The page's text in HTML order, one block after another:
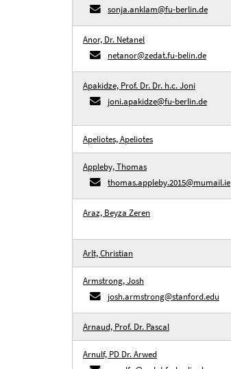
sonja.anklam@fu-berlin.de
Anor, Dr. Netanel
netanor@zedat.fu-belin.de
Apakidze, Prof. Dr. Dr. h.c. Joni
joni.apakidze@fu-berlin.de
Apeliotes, Apeliotes
Appleby, Thomas
thomas.appleby.2015@mumail.ie
Araz, Beyza Zeren
Arlt, Christian
Armstrong, Josh
josh.armstrong@stanford.edu
Arnaud, Prof. Dr. Pascal
Arnulf, PD Dr. Arwed